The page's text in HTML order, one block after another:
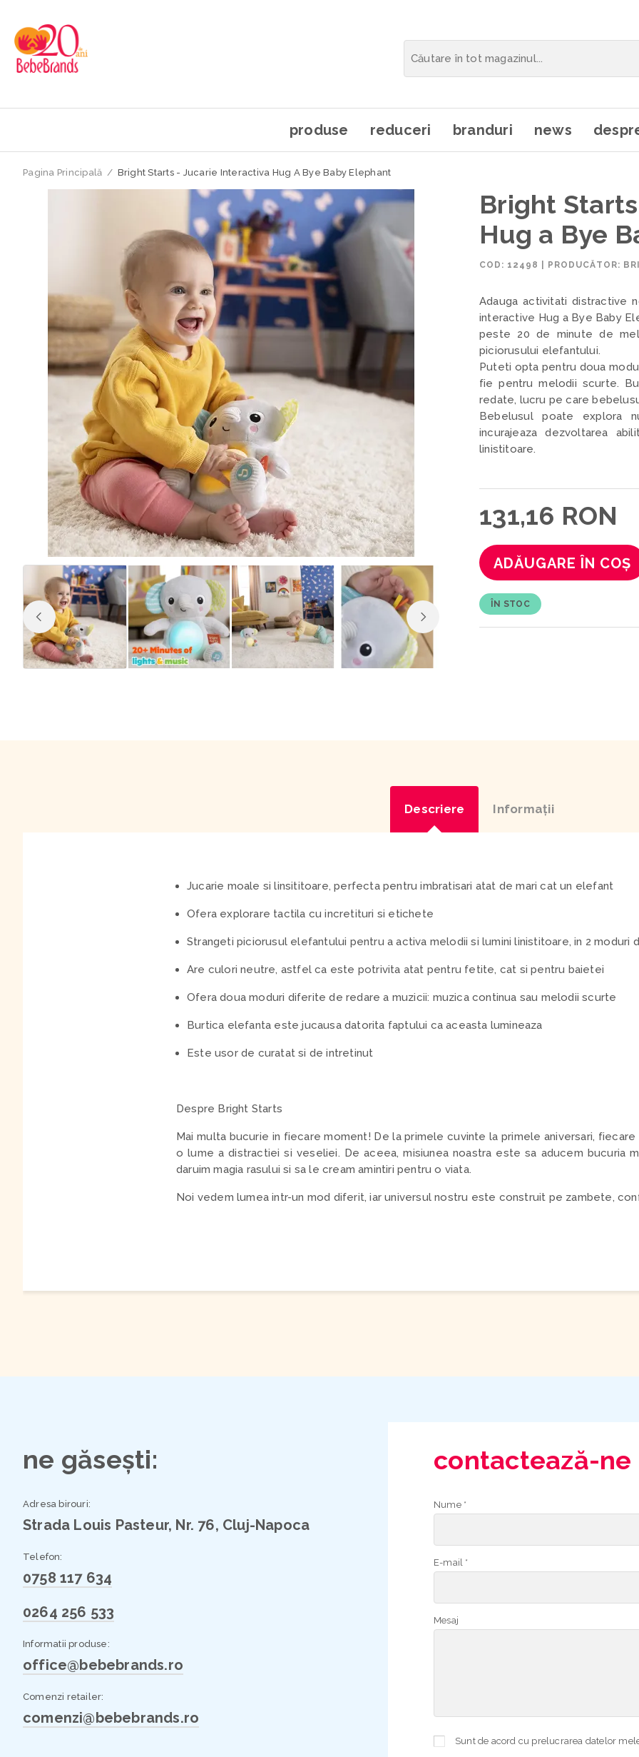
produse reduceri branduri news
Pagina Principală / Bright Starts - Jucarie Interactiva Hug A Bye Baby Elephant
Bright
Hug a Bye
COD: 12498 PRODUCĂTOR:
Adauga activitati distractive
interactive Hug a Bye Baby
peste 20 de minute de
piciorusului elefantului.
Puteti opta pentru doua
fie pentru melodii scurte.
redate, lucru pe care
Bebelusul poate explora
incurajeaza dezvoltarea
linistitoare.
131,16 RON
ADĂUGARE ÎN COȘ
ÎN STOC
Descriere Informaţii
Jucarie moale si linsititoare, perfecta pentru imbratisari atat de mari cat un elefant
Ofera explorare tactila cu incretituri si etichete
Strangeti piciorusul elefantului pentru a activa melodii si lumini linistitoare, in 2 moduri
Are culori neutre, astfel ca este potrivita atat pentru fetite, cat si pentru baietei
Ofera doua moduri diferite de redare a muzicii: muzica continua sau melodii scurte
Burtica elefanta este jucausa datorita faptului ca aceasta lumineaza
Este usor de curatat si de intretinut
Despre Bright Starts
Mai multa bucurie in fiecare moment! De la primele cuvinte la primele aniversari,
o lume a distractiei si veseliei. De aceea, misiunea noastra este sa aducem bucuria
daruim magia rasului si sa le cream amintiri pentru o viata.
Noi vedem lumea intr-un mod diferit, iar universul nostru este construit pe zambete,
ne găsești:
Adresa birouri:
Strada Louis Pasteur, Nr. 76, Cluj-Napoca
Telefon:
0758 117 634
0264 256 533
Informatii produse:
office@bebebrands.ro
Comenzi retailer:
comenzi@bebebrands.ro
contactează-ne
Nume *
E-mail *
Mesaj